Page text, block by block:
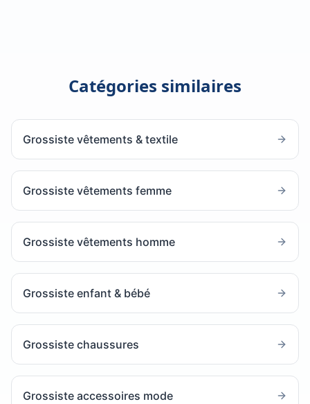
Catégories similaires
Grossiste vêtements & textile
Grossiste vêtements femme
Grossiste vêtements homme
Grossiste enfant & bébé
Grossiste chaussures
Grossiste accessoires mode